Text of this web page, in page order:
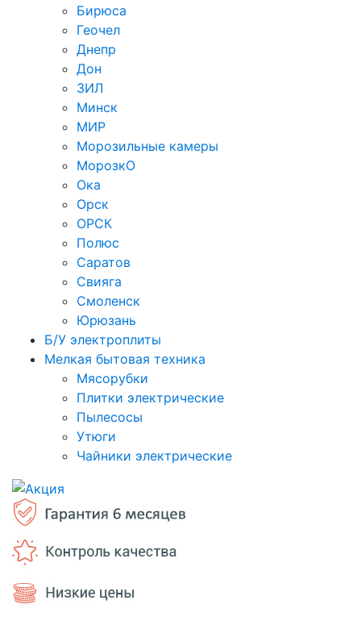
Бирюса
Геочел
Днепр
Дон
ЗИЛ
Минск
МИР
Морозильные камеры
МорозкО
Ока
Орск
ОРСК
Полюс
Саратов
Свияга
Смоленск
Юрюзань
Б/У электроплиты
Мелкая бытовая техника
Мясорубки
Плитки электрические
Пылесосы
Утюги
Чайники электрические